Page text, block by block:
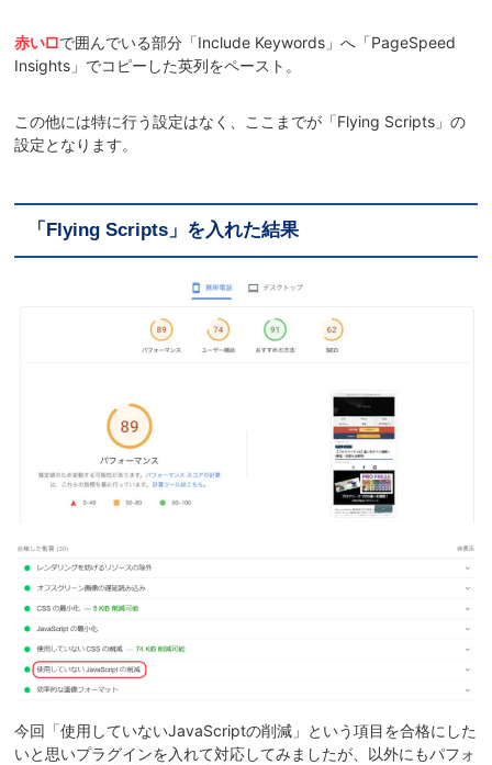
赤い□で囲んでいる部分「Include Keywords」へ「PageSpeed
Insights」でコピーした英列をペースト。
この他には特に行う設定はなく、ここまでが「Flying Scripts」の
設定となります。
「Flying Scripts」を入れた結果
今回「使用していないJavaScriptの削減」という項目を合格にした
いと思いプラグインを入れて対応してみましたが、以外にもパフォ